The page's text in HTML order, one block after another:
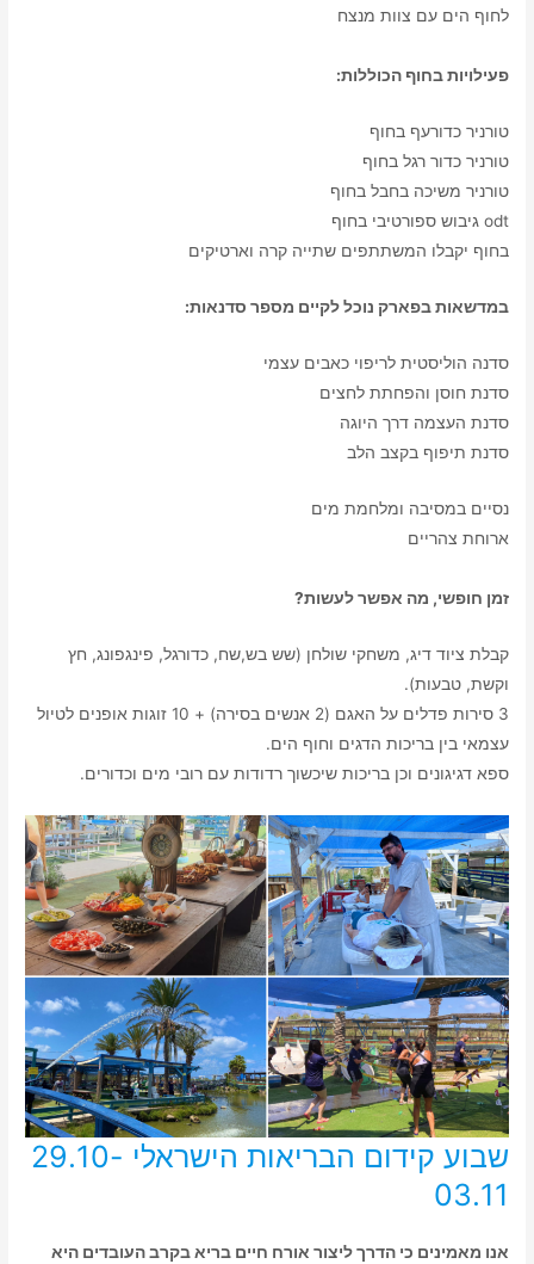
לחוף הים עם צוות מנצח
פעילויות בחוף הכוללות:
טורניר כדורעף בחוף
טורניר כדור רגל בחוף
טורניר משיכה בחבל בחוף
odt גיבוש ספורטיבי בחוף
בחוף יקבלו המשתתפים שתייה קרה וארטיקים
במדשאות בפארק נוכל לקיים מספר סדנאות:
סדנה הוליסטית לריפוי כאבים עצמי
סדנת חוסן והפחתת לחצים
סדנת העצמה דרך היוגה
סדנת תיפוף בקצב הלב
נסיים במסיבה ומלחמת מים
ארוחת צהריים
זמן חופשי, מה אפשר לעשות?
קבלת ציוד דיג, משחקי שולחן (שש בש,שח, כדורגל, פינגפונג, חץ
וקשת, טבעות).
3 סירות פדלים על האגם (2 אנשים בסירה) + 10 זוגות אופנים לטיול
עצמאי בין בריכות הדגים וחוף הים.
ספא דגיגונים וכן בריכות שיכשוך רדודות עם רובי מים וכדורים.
שבוע קידום הבריאות הישראלי 29.10-
03.11
אנו מאמינים כי הדרך ליצור אורח חיים בריא בקרב העובדים היא